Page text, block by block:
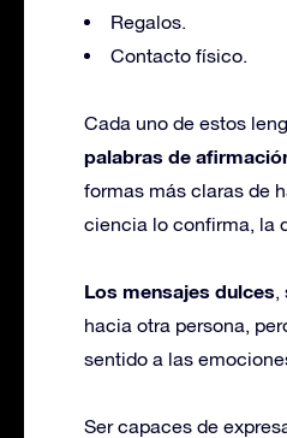
Regalos.
Contacto físico.
Cada uno de estos
palabras de
formas más claras de
ciencia lo confirma, la
Los mensajes dulces,
hacia otra persona,
sentido a las
Ser capaces de